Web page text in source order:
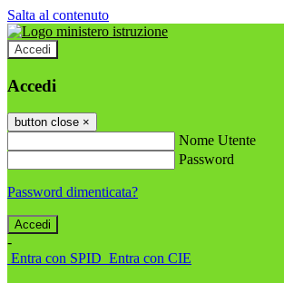
Salta al contenuto
Accedi
Accedi
button close ×
Nome Utente
Password
Password dimenticata?
-
Entra con SPID Entra con CIE